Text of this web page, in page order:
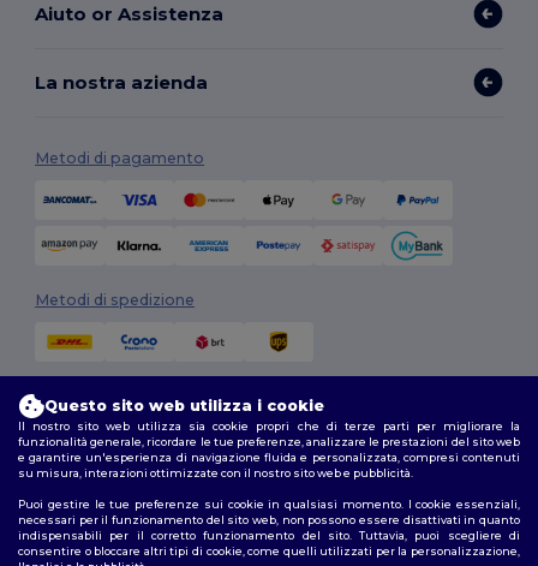
Aiuto or Assistenza
La nostra azienda
Metodi di pagamento
Metodi di spedizione
Seguici
Questo sito web utilizza i cookie
Il nostro sito web utilizza sia cookie propri che di terze parti per migliorare la
funzionalità generale, ricordare le tue preferenze, analizzare le prestazioni del sito web
e garantire un'esperienza di navigazione fluida e personalizzata, compresi contenuti
su misura, interazioni ottimizzate con il nostro sito web e pubblicità.
Puoi gestire le tue preferenze sui cookie in qualsiasi momento. I cookie essenziali,
necessari per il funzionamento del sito web, non possono essere disattivati in quanto
indispensabili per il corretto funzionamento del sito. Tuttavia, puoi scegliere di
consentire o bloccare altri tipi di cookie, come quelli utilizzati per la personalizzazione,